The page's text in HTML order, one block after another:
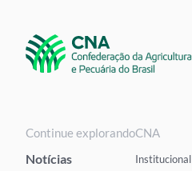
Continue explorando
Notícias
CNA
Institucional